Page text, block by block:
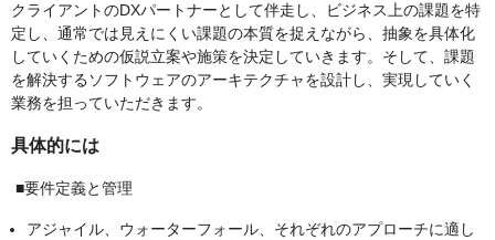
クライアントのDXパートナーとして伴走し、ビジネス上の課題を特
定し、通常では見えにくい課題の本質を捉えながら、抽象を具体化
していくための仮説立案や施策を決定していきます。そして、課題
を解決するソフトウェアのアーキテクチャを設計し、実現していく
業務を担っていただきます。
具体的には
■要件定義と管理
アジャイル、ウォーターフォール、それぞれのアプローチに適し